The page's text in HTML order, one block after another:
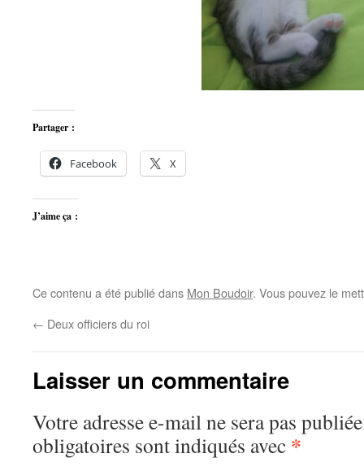
Partager :
Facebook X
J’aime ça :
Ce contenu a été publié dans Mon Boudoir. Vous pouvez le
← Deux officiers du roi
Laisser un commentaire
Votre adresse e-mail ne sera pas
obligatoires sont indiqués avec *